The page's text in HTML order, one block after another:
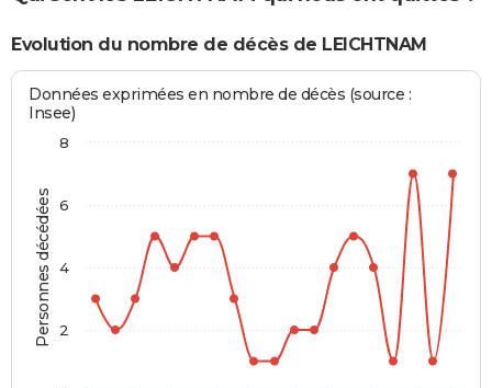
Evolution du nombre de décès de LEICHTNAM
Personnes décédées
Données exprimées en nombre de décès (source :
Insee)
2
4
6
8